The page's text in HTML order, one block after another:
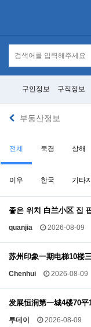
구인정보 구직정보
부동산정보
전체 북경 상해
이우 한국 기타
좋은 위치 白兰小区 집
quanjia 2026-08-09
苏州印象一期电梯10楼
Chenhui 2026-08-09
发展恒润第一城4楼70平
투데이 2026-08-09